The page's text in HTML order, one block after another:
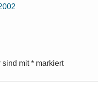
sind mit* markiert